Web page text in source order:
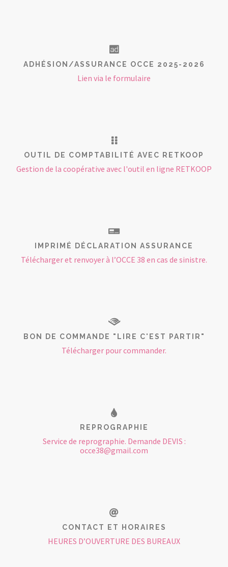
ADHÉSION/ASSURANCE OCCE 2025-2026
Lien via le formulaire
OUTIL DE COMPTABILITÉ AVEC RETKOOP
Gestion de la coopérative avec l'outil en ligne RETKOOP
IMPRIMÉ DÉCLARATION ASSURANCE
Télécharger et renvoyer à l’OCCE 38 en cas de sinistre.
BON DE COMMANDE "LIRE C'EST PARTIR"
Télécharger pour commander.
REPROGRAPHIE
Service de reprographie. Demande DEVIS :
occe38@gmail.com
CONTACT ET HORAIRES
HEURES D’OUVERTURE DES BUREAUX